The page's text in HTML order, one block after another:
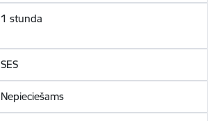
1 stunda
SES
Nepieciešams